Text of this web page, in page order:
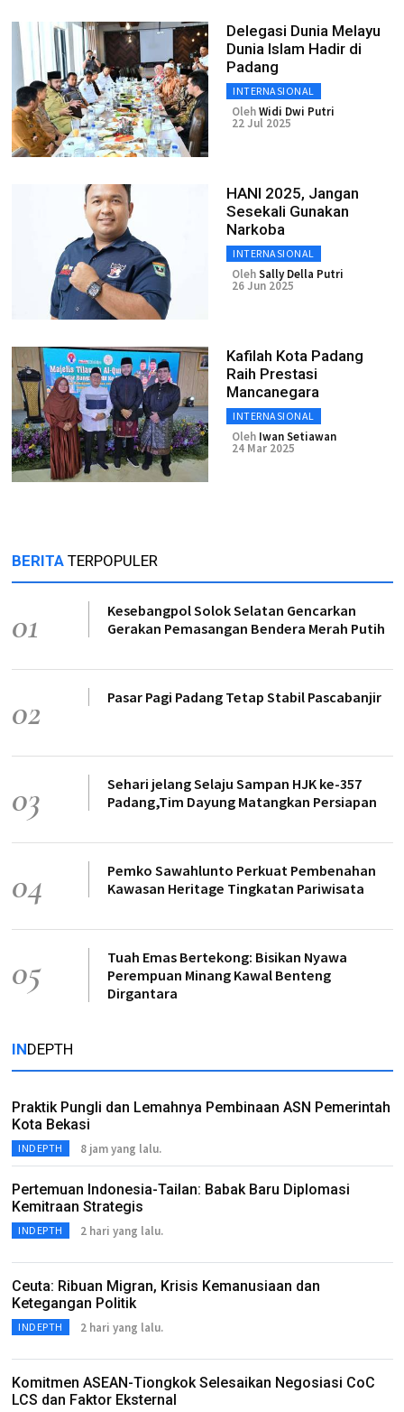
Delegasi Dunia Melayu
Dunia Islam Hadir di
Padang
INTERNASIONAL
OlehWidi Dwi Putri
22 Jul 2025
HANI 2025, Jangan
Sesekali Gunakan
Narkoba
INTERNASIONAL
OlehSally Della Putri
26 Jun 2025
Kafilah Kota Padang
Raih Prestasi
Mancanegara
INTERNASIONAL
Oleh Iwan Setiawan
24 Mar 2025
BERITA TERPOPULER
01
Kesebangpol Solok Selatan Gencarkan
Gerakan Pemasangan Bendera Merah Putih
02 Pasar Pagi Padang Tetap Stabil Pascabanjir
03
Sehari jelang Selaju Sampan HJK ke-357
Padang,Tim Dayung Matangkan Persiapan
04
Pemko Sawahlunto Perkuat Pembenahan
Kawasan Heritage Tingkatan Pariwisata
05
Tuah Emas Bertekong: Bisikan Nyawa
Perempuan Minang Kawal Benteng
Dirgantara
INDEPTH
Praktik Pungli dan Lemahnya Pembinaan ASN Pemerintah
Kota Bekasi
INDEPTH 8 jam yang lalu.
Pertemuan Indonesia-Tailan: Babak Baru Diplomasi
Kemitraan Strategis
INDEPTH 2 hari yang lalu.
Ceuta: Ribuan Migran, Krisis Kemanusiaan dan
Ketegangan Politik
INDEPTH 2 hari yang lalu.
Komitmen ASEAN-Tiongkok Selesaikan Negosiasi CoC
LCS dan Faktor Eksternal